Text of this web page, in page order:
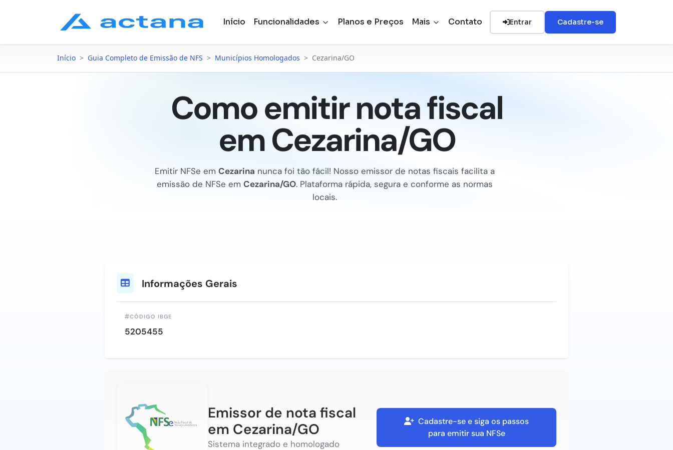
Início Funcionalidades Planos e Preços Mais Contato Entrar Cadastre-se
Início > Guia Completo de Emissão de NFS > Municípios Homologados > Cezarina/GO
Como emitir nota fiscal
em Cezarina/GO
Emitir NFSe em Cezarina nunca foi tão fácil! Nosso emissor de notas fiscais facilita a
emissão de NFSe em Cezarina/GO. Plataforma rápida, segura e conforme as normas
locais.
Informações Gerais
CÓDIGO IBGE
5205455
Emissor de nota fiscal
em Cezarina/GO
Sistema integrado e homologado
Cadastre-se e siga os passos
para emitir sua NFSe